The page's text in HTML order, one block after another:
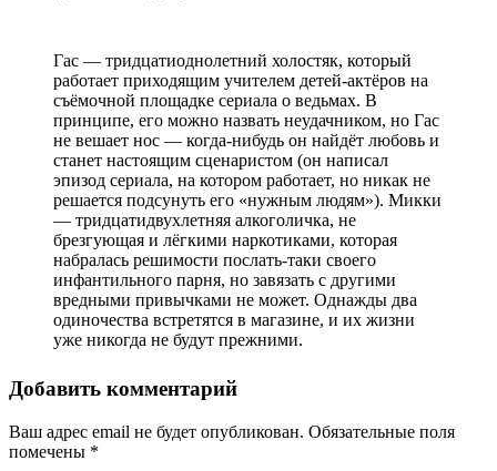
Гас — тридцатиоднолетний холостяк, который
работает приходящим учителем детей-актёров на
съёмочной площадке сериала о ведьмах. В
принципе, его можно назвать неудачником, но Гас
не вешает нос — когда-нибудь он найдёт любовь и
станет настоящим сценаристом (он написал
эпизод сериала, на котором работает, но никак не
решается подсунуть его «нужным людям»). Микки
— тридцатидвухлетняя алкоголичка, не
брезгующая и лёгкими наркотиками, которая
набралась решимости послать-таки своего
инфантильного парня, но завязать с другими
вредными привычками не может. Однажды два
одиночества встретятся в магазине, и их жизни
уже никогда не будут прежними.
Добавить комментарий
Ваш адрес email не будет опубликован. Обязательные поля
помечены *